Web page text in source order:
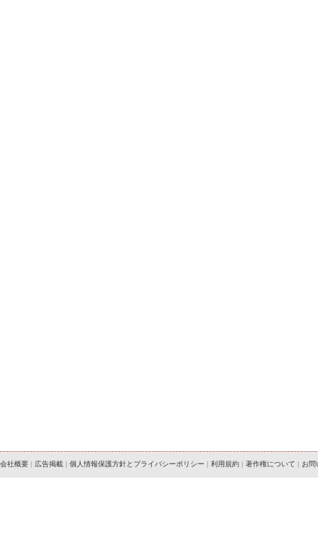
会社概要 | 広告掲載 | 個人情報保護方針とプライバシーポリシー | 利用規約 | 著作権について | お問